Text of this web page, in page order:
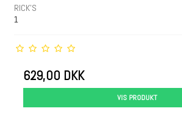
RICK'S
1
629,00 DKK
VIS PRODUKT